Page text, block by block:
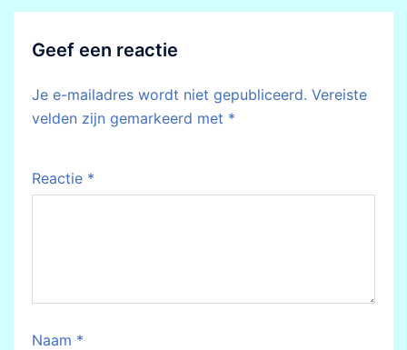
Geef een reactie
Je e-mailadres wordt niet gepubliceerd. Vereiste
velden zijn gemarkeerd met *
Reactie *
Naam *